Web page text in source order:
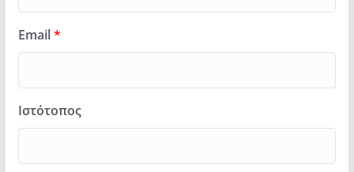
Email*
Ιστότοπος